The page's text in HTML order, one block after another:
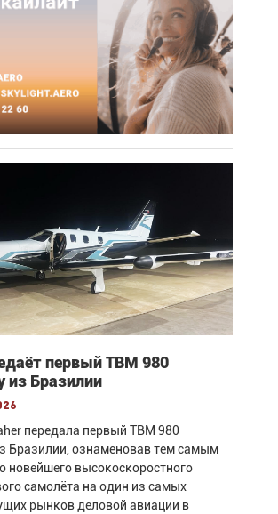
первый TBM 980
из Бразилии
передала первый TBM 980
Бразилии, ознаменовав тем самым
новейшего высокоскоростного
самолёта на один из самых
рынков деловой авиации в